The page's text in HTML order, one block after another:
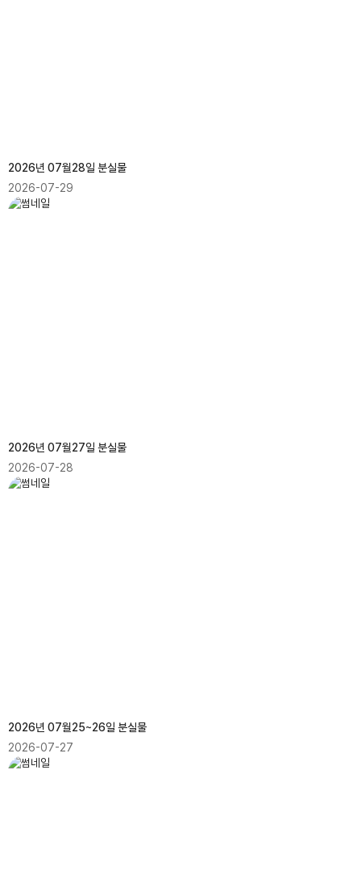
2026년 07월28일 분실물
2026-07-29
2026년 07월27일 분실물
2026-07-28
2026년 07월25~26일 분실물
2026-07-27